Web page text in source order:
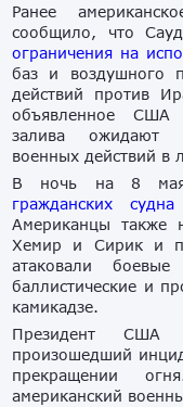
Ранее
сообщило, что
ограничения на
баз и воздушного
действий против
объявленное США
залива ожидают
военных действий в
В ночь на 8
гражданских судна
Американцы также
Хемир и Сирик и
атаковали
баллистические и
камикадзе.
Президент
произошедший
прекращении
американский